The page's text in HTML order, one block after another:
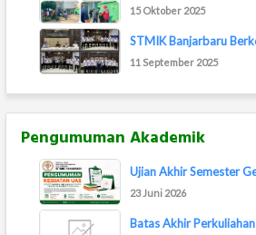
15 Oktober 2025
11 September 2025
Pengumuman Akademik
23 Juni 2026